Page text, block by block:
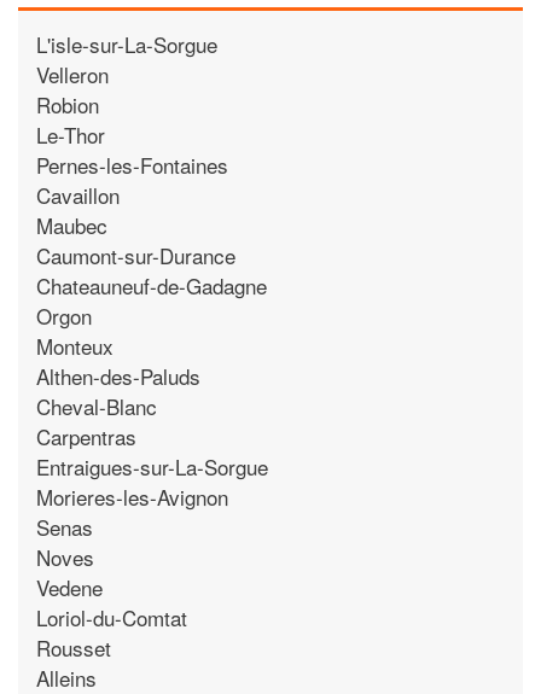
L'isle-sur-La-Sorgue
Velleron
Robion
Le-Thor
Pernes-les-Fontaines
Cavaillon
Maubec
Caumont-sur-Durance
Chateauneuf-de-Gadagne
Orgon
Monteux
Althen-des-Paluds
Cheval-Blanc
Carpentras
Entraigues-sur-La-Sorgue
Morieres-les-Avignon
Senas
Noves
Vedene
Loriol-du-Comtat
Rousset
Alleins